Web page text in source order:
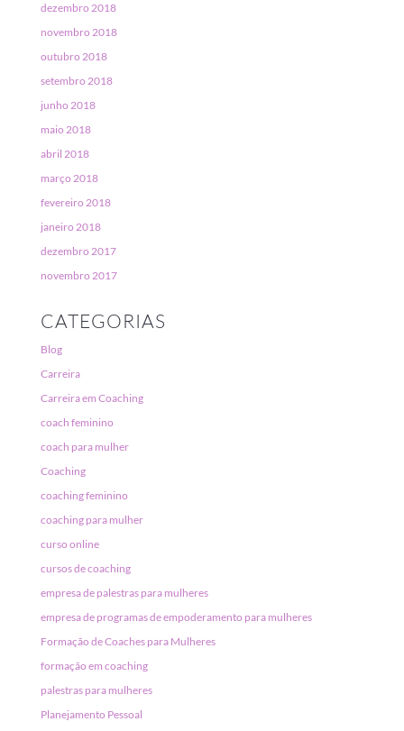
dezembro 2018
novembro 2018
outubro 2018
setembro 2018
junho 2018
maio 2018
abril 2018
março 2018
fevereiro 2018
janeiro 2018
dezembro 2017
novembro 2017
CATEGORIAS
Blog
Carreira
Carreira em Coaching
coach feminino
coach para mulher
Coaching
coaching feminino
coaching para mulher
curso online
cursos de coaching
empresa de palestras para mulheres
empresa de programas de empoderamento para mulheres
Formação de Coaches para Mulheres
formação em coaching
palestras para mulheres
Planejamento Pessoal